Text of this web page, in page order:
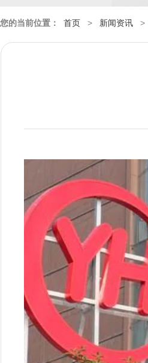
您的当前位置： 首页 > 新闻资讯 >